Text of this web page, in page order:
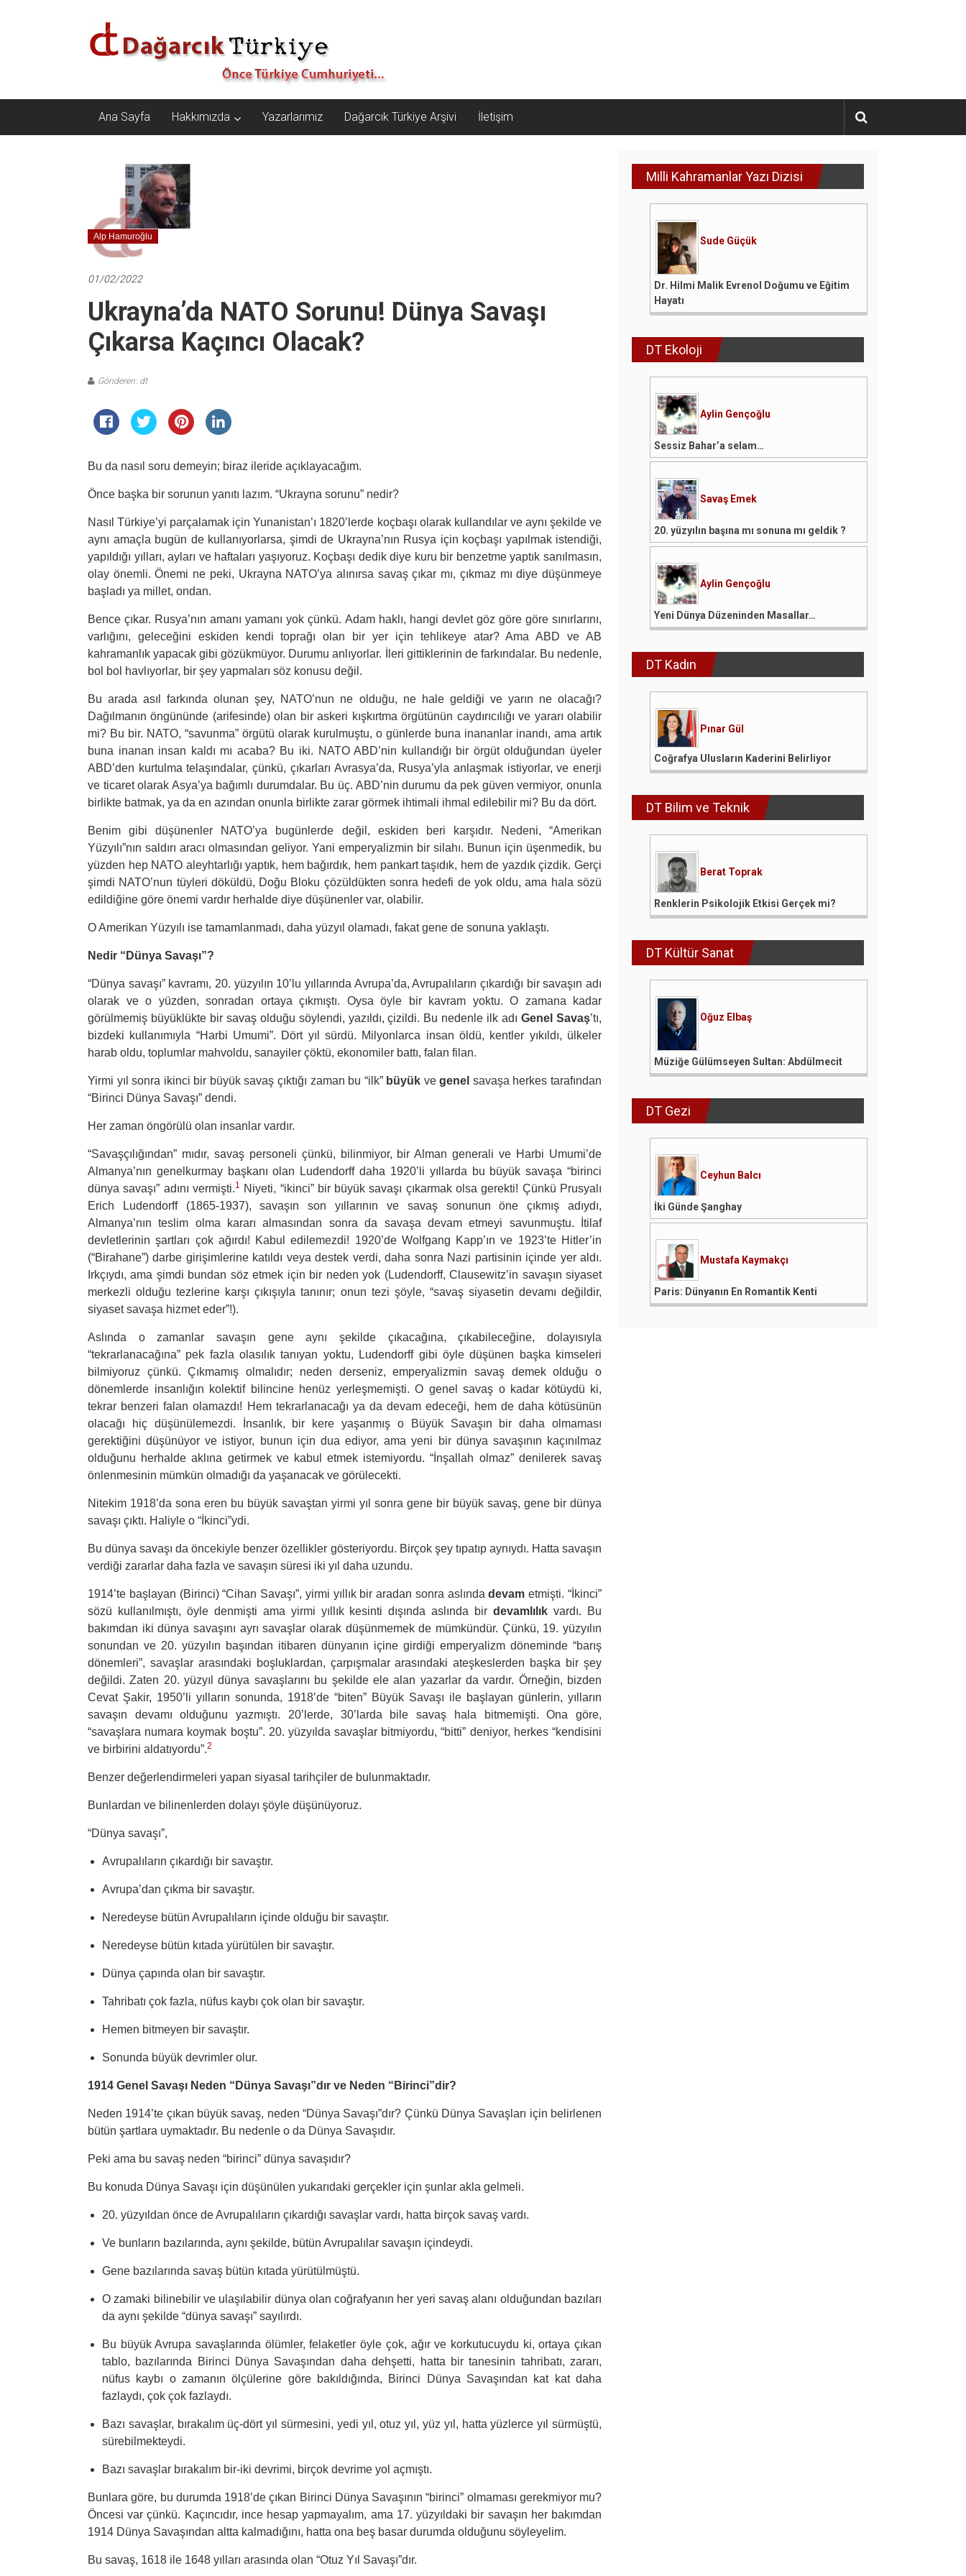
Dağarcık
Türkiye
Türkiye
Cumhuriyeti…
Ana Sayfa Hakkımızda Yazarlarımız Dağarcık Türkiye Arşivi İletişim
Alp Hamuroğlu
01/02/2022
Ukrayna’da NATO Sorunu! Dünya Savaşı
Çıkarsa Kaçıncı Olacak?
Gönderen: dt
Bu da nasıl soru demeyin; biraz ileride açıklayacağım.
Önce başka bir sorunun yanıtı lazım. “Ukrayna sorunu” nedir?
Nasıl Türkiye’yi parçalamak için Yunanistan’ı 1820’lerde koçbaşı olarak kullandılar ve aynı şekilde ve
aynı amaçla bugün de kullanıyorlarsa, şimdi de Ukrayna’nın Rusya için koçbaşı yapılmak istendiği,
yapıldığı yılları, ayları ve haftaları yaşıyoruz. Koçbaşı dedik diye kuru bir benzetme yaptık sanılmasın,
olay önemli. Önemi ne peki, Ukrayna NATO’ya alınırsa savaş çıkar mı, çıkmaz mı diye düşünmeye
başladı ya millet, ondan.
Bence çıkar. Rusya’nın amanı yamanı yok çünkü. Adam haklı, hangi devlet göz göre göre sınırlarını,
varlığını, geleceğini eskiden kendi toprağı olan bir yer için tehlikeye atar? Ama ABD ve AB
kahramanlık yapacak gibi gözükmüyor. Durumu anlıyorlar. İleri gittiklerinin de farkındalar. Bu nedenle,
bol bol havlıyorlar, bir şey yapmaları söz konusu değil.
Bu arada asıl farkında olunan şey, NATO’nun ne olduğu, ne hale geldiği ve yarın ne olacağı?
Dağılmanın öngününde (arifesinde) olan bir askeri kışkırtma örgütünün caydırıcılığı ve yararı olabilir
mi? Bu bir. NATO, “savunma” örgütü olarak kurulmuştu, o günlerde buna inananlar inandı, ama artık
buna inanan insan kaldı mı acaba? Bu iki. NATO ABD’nin kullandığı bir örgüt olduğundan üyeler
ABD’den kurtulma telaşındalar, çünkü, çıkarları Avrasya’da, Rusya’yla anlaşmak istiyorlar, ve enerji
ve ticaret olarak Asya’ya bağımlı durumdalar. Bu üç. ABD’nin durumu da pek güven vermiyor, onunla
birlikte batmak, ya da en azından onunla birlikte zarar görmek ihtimali ihmal edilebilir mi? Bu da dört.
Benim gibi düşünenler NATO’ya bugünlerde değil, eskiden beri karşıdır. Nedeni, “Amerikan
Yüzyılı”nın saldırı aracı olmasından geliyor. Yani emperyalizmin bir silahı. Bunun için üşenmedik, bu
yüzden hep NATO aleyhtarlığı yaptık, hem bağırdık, hem pankart taşıdık, hem de yazdık çizdik. Gerçi
şimdi NATO’nun tüyleri döküldü, Doğu Bloku çözüldükten sonra hedefi de yok oldu, ama hala sözü
edildiğine göre önemi vardır herhalde diye düşünenler var, olabilir.
O Amerikan Yüzyılı ise tamamlanmadı, daha yüzyıl olamadı, fakat gene de sonuna yaklaştı.
Nedir “Dünya Savaşı”?
“Dünya savaşı” kavramı, 20. yüzyılın 10’lu yıllarında Avrupa’da, Avrupalıların çıkardığı bir savaşın adı
olarak ve o yüzden, sonradan ortaya çıkmıştı. Oysa öyle bir kavram yoktu. O zamana kadar
görülmemiş büyüklükte bir savaş olduğu söylendi, yazıldı, çizildi. Bu nedenle ilk adıGenel Savaş’tı,
bizdeki kullanımıyla “Harbi Umumi”. Dört yıl sürdü. Milyonlarca insan öldü, kentler yıkıldı, ülkeler
harab oldu, toplumlar mahvoldu, sanayiler çöktü, ekonomiler battı, falan filan.
Yirmi yıl sonra ikinci bir büyük savaş çıktığı zaman bu “ilk” büyük vegenel savaşa herkes tarafından
“Birinci Dünya Savaşı” dendi.
Her zaman öngörülü olan insanlar vardır.
“Savaşçılığından” mıdır, savaş personeli çünkü, bilinmiyor, bir Alman generali ve Harbi Umumi’de
Almanya’nın genelkurmay başkanı olan Ludendorff daha 1920’li yıllarda bu büyük savaşa “birinci
dünya savaşı” adını vermişti.1
Niyeti, “ikinci” bir büyük savaşı çıkarmak olsa gerekti! Çünkü Prusyalı
Erich Ludendorff (1865-1937), savaşın son yıllarının ve savaş sonunun öne çıkmış adıydı,
Almanya’nın teslim olma kararı almasından sonra da savaşa devam etmeyi savunmuştu. İtilaf
devletlerinin şartları çok ağırdı! Kabul edilemezdi! 1920’de Wolfgang Kapp’ın ve 1923’te Hitler’in
(“Birahane”) darbe girişimlerine katıldı veya destek verdi, daha sonra Nazi partisinin içinde yer aldı.
Irkçıydı, ama şimdi bundan söz etmek için bir neden yok (Ludendorff, Clausewitz’in savaşın siyaset
merkezli olduğu tezlerine karşı çıkışıyla tanınır; onun tezi şöyle, “savaş siyasetin devamı değildir,
siyaset savaşa hizmet eder”!).
Aslında o zamanlar savaşın gene aynı şekilde çıkacağına, çıkabileceğine, dolayısıyla
“tekrarlanacağına” pek fazla olasılık tanıyan yoktu, Ludendorff gibi öyle düşünen başka kimseleri
bilmiyoruz çünkü. Çıkmamış olmalıdır; neden derseniz, emperyalizmin savaş demek olduğu o
dönemlerde insanlığın kolektif bilincine henüz yerleşmemişti. O genel savaş o kadar kötüydü ki,
tekrar benzeri falan olamazdı! Hem tekrarlanacağı ya da devam edeceği, hem de daha kötüsünün
olacağı hiç düşünülemezdi. İnsanlık, bir kere yaşanmış o Büyük Savaşın bir daha olmaması
gerektiğini düşünüyor ve istiyor, bunun için dua ediyor, ama yeni bir dünya savaşının kaçınılmaz
olduğunu herhalde aklına getirmek ve kabul etmek istemiyordu. “İnşallah olmaz” denilerek savaş
önlenmesinin mümkün olmadığı da yaşanacak ve görülecekti.
Nitekim 1918’da sona eren bu büyük savaştan yirmi yıl sonra gene bir büyük savaş, gene bir dünya
savaşı çıktı. Haliyle o “İkinci”ydi.
Bu dünya savaşı da öncekiyle benzer özellikler gösteriyordu. Birçok şey tıpatıp aynıydı. Hatta savaşın
verdiği zararlar daha fazla ve savaşın süresi iki yıl daha uzundu.
1914’te başlayan (Birinci) “Cihan Savaşı”, yirmi yıllık bir aradan sonra aslındadevam etmişti. “İkinci”
sözü kullanılmıştı, öyle denmişti ama yirmi yıllık kesinti dışında aslında birdevamlılık vardı. Bu
bakımdan iki dünya savaşını ayrı savaşlar olarak düşünmemek de mümkündür. Çünkü, 19. yüzyılın
sonundan ve 20. yüzyılın başından itibaren dünyanın içine girdiği emperyalizm döneminde “barış
dönemleri”, savaşlar arasındaki boşluklardan, çarpışmalar arasındaki ateşkeslerden başka bir şey
değildi. Zaten 20. yüzyıl dünya savaşlarını bu şekilde ele alan yazarlar da vardır. Örneğin, bizden
Cevat Şakir, 1950’li yılların sonunda, 1918’de “biten” Büyük Savaşı ile başlayan günlerin, yılların
savaşın devamı olduğunu yazmıştı. 20’lerde, 30’larda bile savaş hala bitmemişti. Ona göre,
“savaşlara numara koymak boştu”. 20. yüzyılda savaşlar bitmiyordu, “bitti” deniyor, herkes “kendisini
ve birbirini aldatıyordu”.2
Benzer değerlendirmeleri yapan siyasal tarihçiler de bulunmaktadır.
Bunlardan ve bilinenlerden dolayı şöyle düşünüyoruz.
“Dünya savaşı”,
Avrupalıların çıkardığı bir savaştır.
Avrupa’dan çıkma bir savaştır.
Neredeyse bütün Avrupalıların içinde olduğu bir savaştır.
Neredeyse bütün kıtada yürütülen bir savaştır.
Dünya çapında olan bir savaştır.
Tahribatı çok fazla, nüfus kaybı çok olan bir savaştır.
Hemen bitmeyen bir savaştır.
Sonunda büyük devrimler olur.
1914 Genel Savaşı Neden “Dünya Savaşı”dır ve Neden “Birinci”dir?
Neden 1914’te çıkan büyük savaş, neden “Dünya Savaşı”dır? Çünkü Dünya Savaşları için belirlenen
bütün şartlara uymaktadır. Bu nedenle o da Dünya Savaşıdır.
Peki ama bu savaş neden “birinci” dünya savaşıdır?
Bu konuda Dünya Savaşı için düşünülen yukarıdaki gerçekler için şunlar akla gelmeli.
20. yüzyıldan önce de Avrupalıların çıkardığı savaşlar vardı, hatta birçok savaş vardı.
Ve bunların bazılarında, aynı şekilde, bütün Avrupalılar savaşın içindeydi.
Gene bazılarında savaş bütün kıtada yürütülmüştü.
O zamaki bilinebilir ve ulaşılabilir dünya olan coğrafyanın her yeri savaş alanı olduğundan bazıları
da aynı şekilde “dünya savaşı” sayılırdı.
Bu büyük Avrupa savaşlarında ölümler, felaketler öyle çok, ağır ve korkutucuydu ki, ortaya çıkan
tablo, bazılarında Birinci Dünya Savaşından daha dehşetti, hatta bir tanesinin tahribatı, zararı,
nüfus kaybı o zamanın ölçülerine göre bakıldığında, Birinci Dünya Savaşından kat kat daha
fazlaydı, çok çok fazlaydı.
Bazı savaşlar, bırakalım üç-dört yıl sürmesini, yedi yıl, otuz yıl, yüz yıl, hatta yüzlerce yıl sürmüştü,
sürebilmekteydi.
Bazı savaşlar bırakalım bir-iki devrimi, birçok devrime yol açmıştı.
Bunlara göre, bu durumda 1918’de çıkan Birinci Dünya Savaşının “birinci” olmaması gerekmiyor mu?
Öncesi var çünkü. Kaçıncıdır, ince hesap yapmayalım, ama 17. yüzyıldaki bir savaşın her bakımdan
1914 Dünya Savaşından altta kalmadığını, hatta ona beş basar durumda olduğunu söyleyelim.
Bu savaş, 1618 ile 1648 yılları arasında olan “Otuz Yıl Savaşı”dır.
Milli Kahramanlar Yazı Dizisi
Sude Güçük
Dr. Hilmi Malik Evrenol Doğumu ve Eğitim
Hayatı
DT Ekoloji
Aylin Gençoğlu
Sessiz Bahar’a selam…
Savaş Emek
20. yüzyılın başına mı sonuna mı geldik ?
Aylin Gençoğlu
Yeni Dünya Düzeninden Masallar…
DT Kadın
Pınar Gül
Coğrafya Ulusların Kaderini Belirliyor
DT Bilim ve Teknik
Berat Toprak
Renklerin Psikolojik Etkisi Gerçek mi?
DT Kültür Sanat
Oğuz Elbaş
Müziğe Gülümseyen Sultan: Abdülmecit
DT Gezi
Ceyhun Balcı
İki Günde Şanghay
Mustafa Kaymakçı
Paris: Dünyanın En Romantik Kenti